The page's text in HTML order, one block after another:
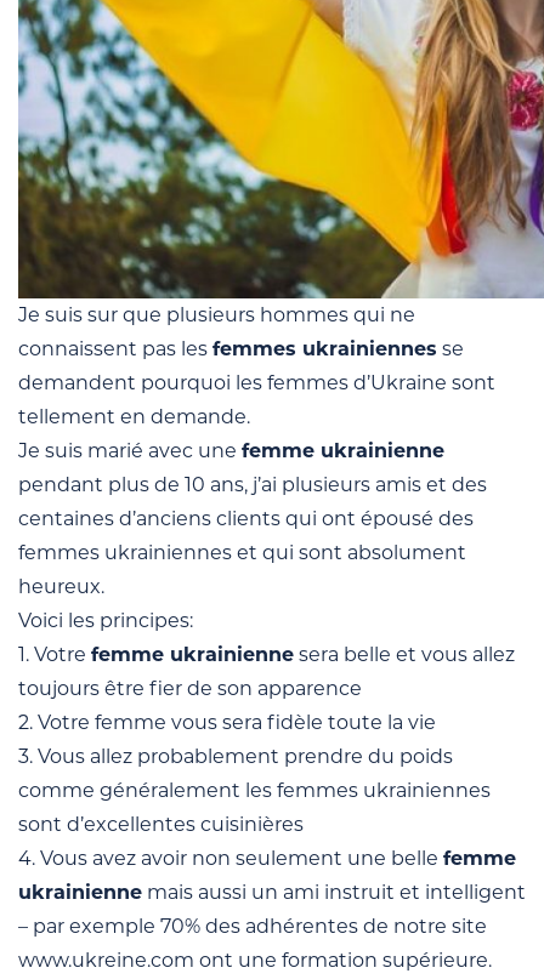
Je suis sur que plusieurs hommes qui ne
connaissent pas les femmes ukrainiennes se
demandent pourquoi les femmes d’Ukraine sont
tellement en demande.
Je suis marié avec une femme ukrainienne
pendant plus de 10 ans, j’ai plusieurs amis et des
centaines d’anciens clients qui ont épousé des
femmes ukrainiennes et qui sont absolument
heureux.
Voici les principes:
1. Votre femme ukrainienne sera belle et vous allez
toujours être fier de son apparence
2. Votre femme vous sera fidèle toute la vie
3. Vous allez probablement prendre du poids
comme généralement les femmes ukrainiennes
sont d’excellentes cuisinières
4. Vous avez avoir non seulement une belle femme
ukrainienne mais aussi un ami instruit et intelligent
– par exemple 70% des adhérentes de notre site
www.ukreine.com ont une formation supérieure.